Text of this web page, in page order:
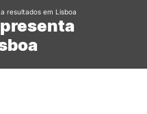
General
resultados em Lisboa